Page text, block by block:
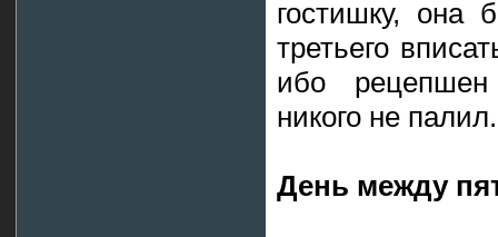
гостишку, она
третьего
ибо рецепшен
никого не палил.
День между